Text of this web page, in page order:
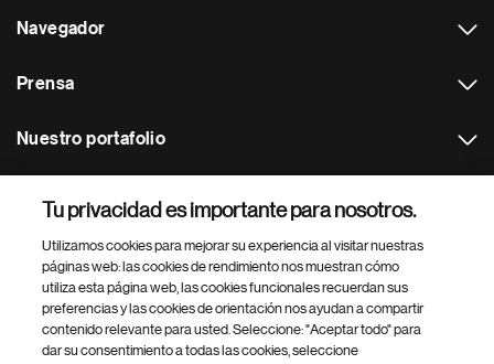
Navegador
Prensa
Nuestro portafolio
Footer Site Search
Tu privacidad es importante para nosotros.
Utilizamos cookies para mejorar su experiencia al visitar nuestras
páginas web: las cookies de rendimiento nos muestran cómo
utiliza esta página web, las cookies funcionales recuerdan sus
preferencias y las cookies de orientación nos ayudan a compartir
contenido relevante para usted. Seleccione: "Aceptar todo" para
dar su consentimiento a todas las cookies, seleccione